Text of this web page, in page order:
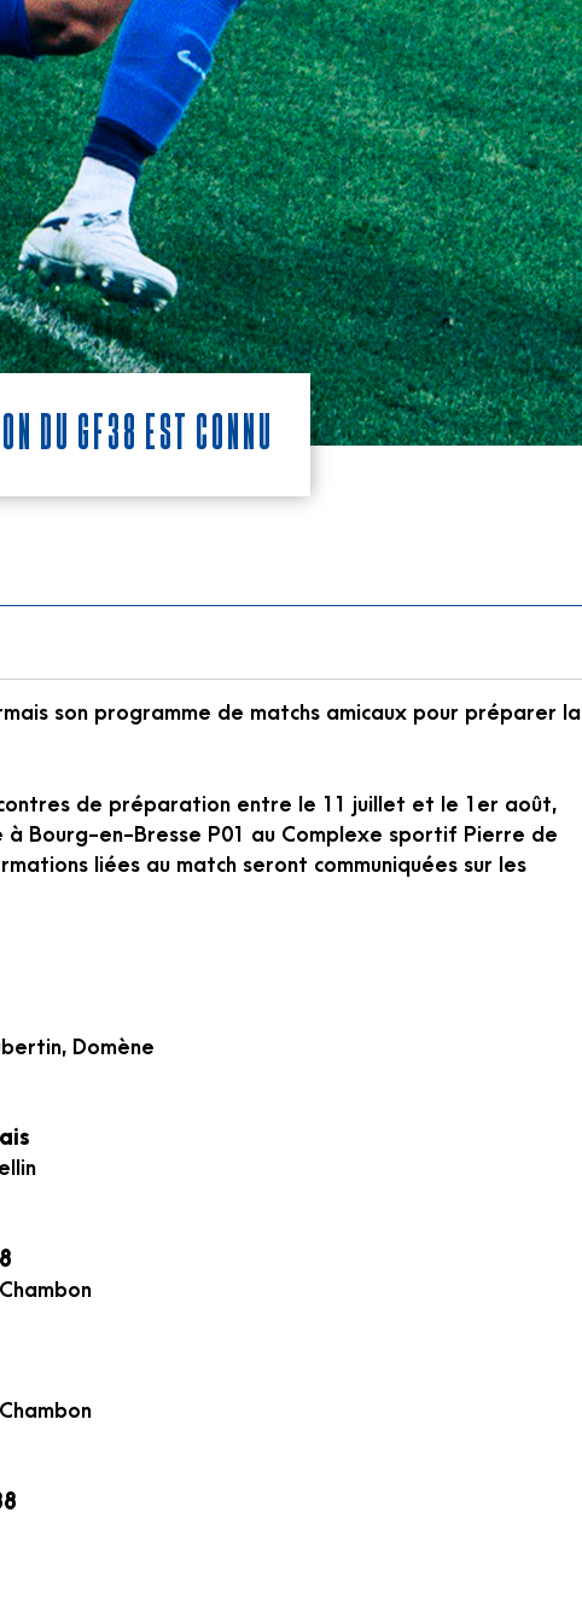
du GF38 est connu
son programme de matchs amicaux pour préparer la
de préparation entre le 11 juillet et le 1er août,
Bourg-en-Bresse P01 au Complexe sportif Pierre de
liées au match seront communiquées sur les
Domène